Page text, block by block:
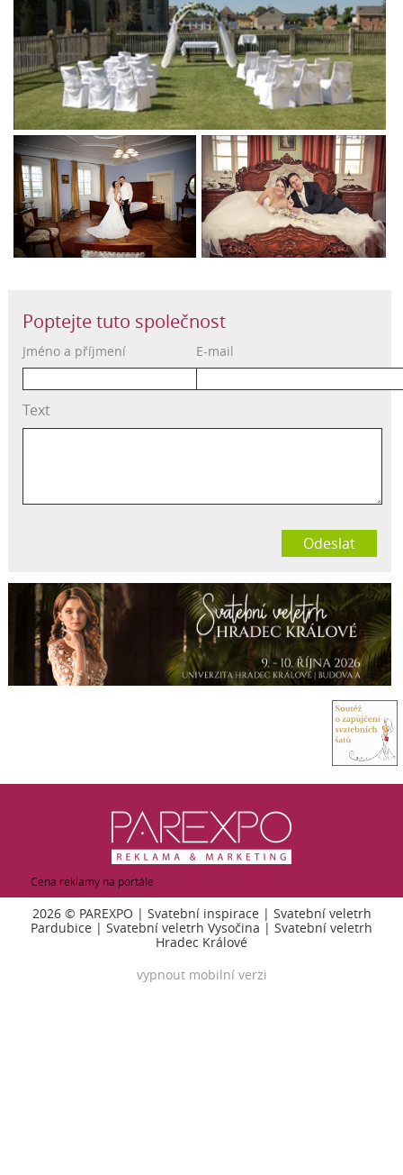
Poptejte tuto společnost
Jméno a příjmení E-mail
Text
Odeslat
Cena reklamy na portále
2026 © PAREXPO | Svatební inspirace| Svatební veletrh
Pardubice | Svatební veletrh Vysočina | Svatební veletrh
Hradec Králové
vypnout mobilní verzi